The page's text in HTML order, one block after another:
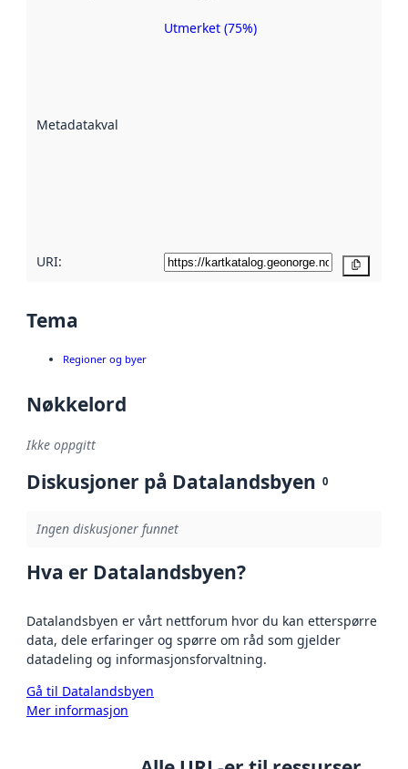
Metadatakvalitet
Metadatakvalitet
Utmerket (75%)
URI:
Tema
Regioner og byer
Nøkkelord
Ikke oppgitt
Diskusjoner på Datalandsbyen 0
Ingen diskusjoner funnet
Hva er Datalandsbyen?
Datalandsbyen er vårt nettforum hvor du kan etterspørre
data, dele erfaringer og spørre om råd som gjelder
datadeling og informasjonsforvaltning.
Gå til Datalandsbyen
Mer informasjon